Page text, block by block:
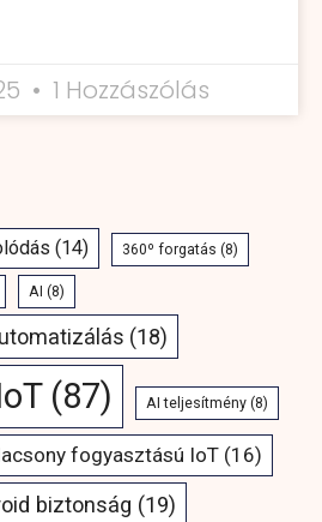
1 Hozzászólás
(14) 360º forgatás (8)
AI (8)
(18)
(87) AI teljesítmény (8)
fogyasztású IoT (16)
biztonság (19)